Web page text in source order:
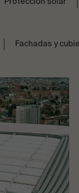
Protección solar
Fachadas y